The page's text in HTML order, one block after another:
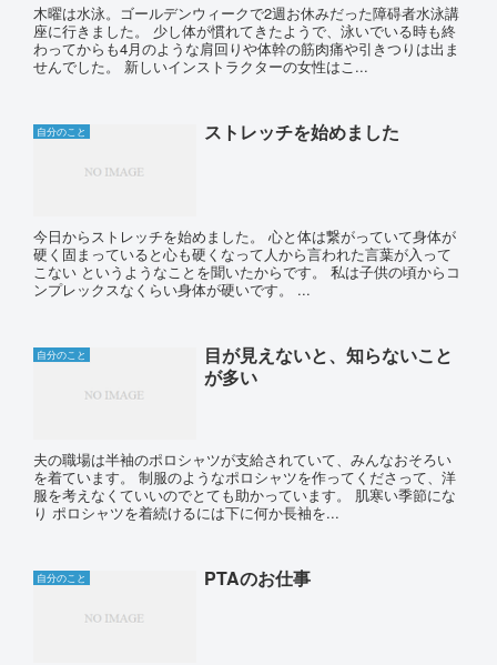
木曜は水泳。ゴールデンウィークで2週お休みだった障碍者水泳講
座に行きました。 少し体が慣れてきたようで、泳いでいる時も終
わってからも4月のような肩回りや体幹の筋肉痛や引きつりは出ま
せんでした。 新しいインストラクターの女性はこ...
自分のこと ストレッチを始めました
今日からストレッチを始めました。 心と体は繋がっていて身体が
硬く固まっていると心も硬くなって人から言われた言葉が入って
こない というようなことを聞いたからです。 私は子供の頃からコ
ンプレックスなくらい身体が硬いです。 ...
自分のこと
目が見えないと、知らないこと
が多い
夫の職場は半袖のポロシャツが支給されていて、みんなおそろい
を着ています。 制服のようなポロシャツを作ってくださって、洋
服を考えなくていいのでとても助かっています。 肌寒い季節にな
り ポロシャツを着続けるには下に何か長袖を...
自分のこと PTAのお仕事